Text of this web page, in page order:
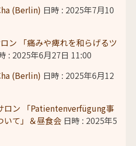
(Berlin) 日時 : 2025年7月10
ン 「痛みや痺れを和らげるツ
: 2025年6月27日 11:00
(Berlin) 日時 : 2025年6月12
ロン 「Patientenverfügung事
いて」＆昼食会日時 : 2025年5